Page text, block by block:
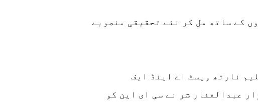
کے ساتھ مل کر نئے تحقیقی منصوبے
چین میں گزشتہ نو سال سے زیر تعلیم نارتھ ویسٹ اے اینڈ ایف
عبدالغفار شر نے سی ای این کو